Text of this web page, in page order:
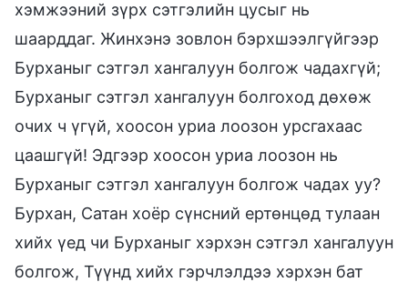
хэмжээний зүрх сэтгэлийн цусыг нь
шаарддаг. Жинхэнэ зовлон бэрхшээлгүйгээр
Бурханыг сэтгэл хангалуун болгож чадахгүй;
Бурханыг сэтгэл хангалуун болгоход дөхөж
очих ч үгүй, хоосон уриа лоозон урсгахаас
цаашгүй! Эдгээр хоосон уриа лоозон нь
Бурханыг сэтгэл хангалуун болгож чадах уу?
Бурхан, Сатан хоёр сүнсний ертөнцөд тулаан
хийх үед чи Бурханыг хэрхэн сэтгэл хангалуун
болгож, Түүнд хийх гэрчлэлдээ хэрхэн бат